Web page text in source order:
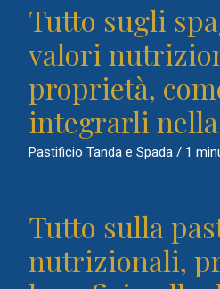
Tutto sugli
valori
proprietà,
integrarli
Pastificio Tanda e Spada / 1
Tutto sulla
nutrizionali,